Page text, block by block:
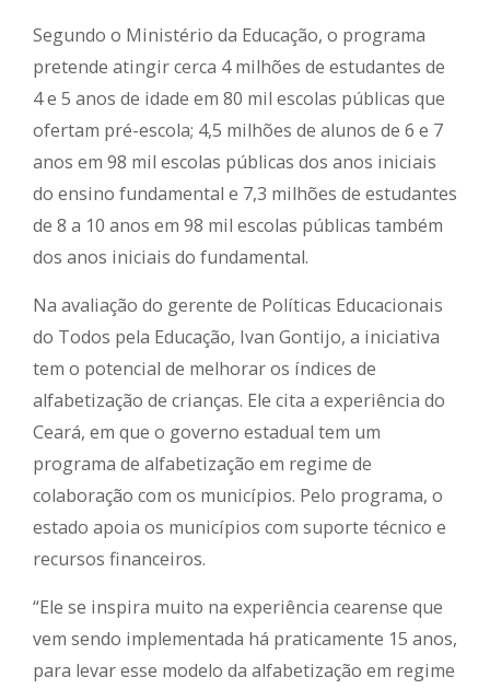
Segundo o Ministério da Educação, o programa
pretende atingir cerca 4 milhões de estudantes de
4 e 5 anos de idade em 80 mil escolas públicas que
ofertam pré-escola; 4,5 milhões de alunos de 6 e 7
anos em 98 mil escolas públicas dos anos iniciais
do ensino fundamental e 7,3 milhões de estudantes
de 8 a 10 anos em 98 mil escolas públicas também
dos anos iniciais do fundamental.
Na avaliação do gerente de Políticas Educacionais
do Todos pela Educação, Ivan Gontijo, a iniciativa
tem o potencial de melhorar os índices de
alfabetização de crianças. Ele cita a experiência do
Ceará, em que o governo estadual tem um
programa de alfabetização em regime de
colaboração com os municípios. Pelo programa, o
estado apoia os municípios com suporte técnico e
recursos financeiros.
“Ele se inspira muito na experiência cearense que
vem sendo implementada há praticamente 15 anos,
para levar esse modelo da alfabetização em regime